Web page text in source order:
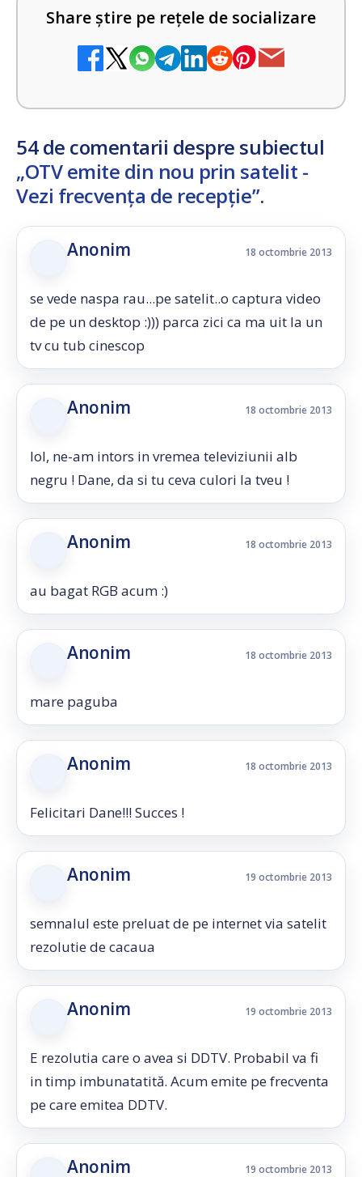
Share știre pe rețele de socializare
54 de comentarii despre subiectul
„OTV emite din nou prin satelit -
Vezi frecvența de recepție”.
Anonim 18 octombrie 2013
se vede naspa rau...pe satelit..o captura video
de pe un desktop :))) parca zici ca ma uit la un
tv cu tub cinescop
Anonim 18 octombrie 2013
lol, ne-am intors in vremea televiziunii alb
negru ! Dane, da si tu ceva culori la tveu !
Anonim 18 octombrie 2013
au bagat RGB acum :)
Anonim 18 octombrie 2013
mare paguba
Anonim 18 octombrie 2013
Felicitari Dane!!! Succes !
Anonim 19 octombrie 2013
semnalul este preluat de pe internet via satelit
rezolutie de cacaua
Anonim 19 octombrie 2013
E rezolutia care o avea si DDTV. Probabil va fi
in timp imbunatatită. Acum emite pe frecventa
pe care emitea DDTV.
Anonim 19 octombrie 2013